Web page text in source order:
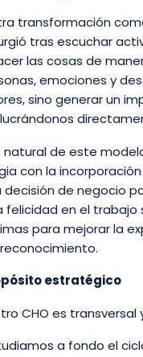
transformación
tras escuchar
las cosas de
emociones y
sino generar un
de este
con la
decisión de negocio
felicidad en el
para mejorar la
estratégico
CHO es
a fondo el